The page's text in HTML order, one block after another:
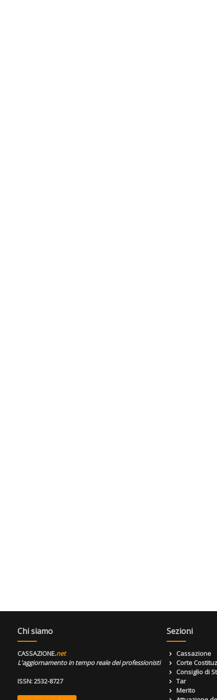
Chi siamo
CASSAZIONE.net
L'aggiornamento in tempo reale dei professionisti
ISSN: 2532-8727
Sezioni
Cassazione
Corte
Consiglio di
Tar
Merito